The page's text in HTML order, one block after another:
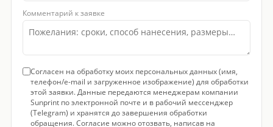
Комментарий к заявке
Согласен на обработку моих персональных данных (имя,
телефон/e-mail и загруженное изображение) для обработки
этой заявки. Данные передаются менеджерам компании
Sunprint по электронной почте и в рабочий мессенджер
(Telegram) и хранятся до завершения обработки
обращения. Согласие можно отозвать, написав на